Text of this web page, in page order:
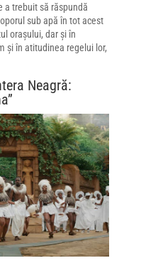
a trebuit să răspundă
sub apă în tot acest
orașului, dar și în
și în atitudinea regelui lor,
Neagră: